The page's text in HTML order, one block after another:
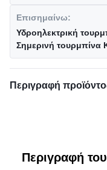
Επισημαίνω:
Υδροηλεκτρική
Σημερινή τουρμπίνα
Περιγραφή
Περιγραφή